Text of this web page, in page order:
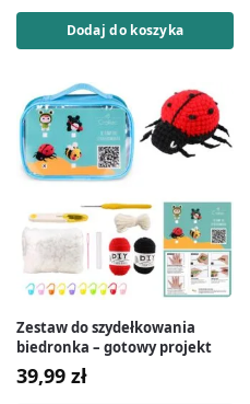
Dodaj do koszyka
Zestaw do szydełkowania
biedronka – gotowy projekt
39,99 zł